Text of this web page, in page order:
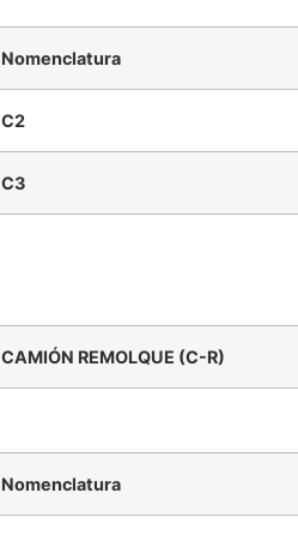
Nomenclatura
C2
C3
CAMIÓN REMOLQUE (C-R)
Nomenclatura